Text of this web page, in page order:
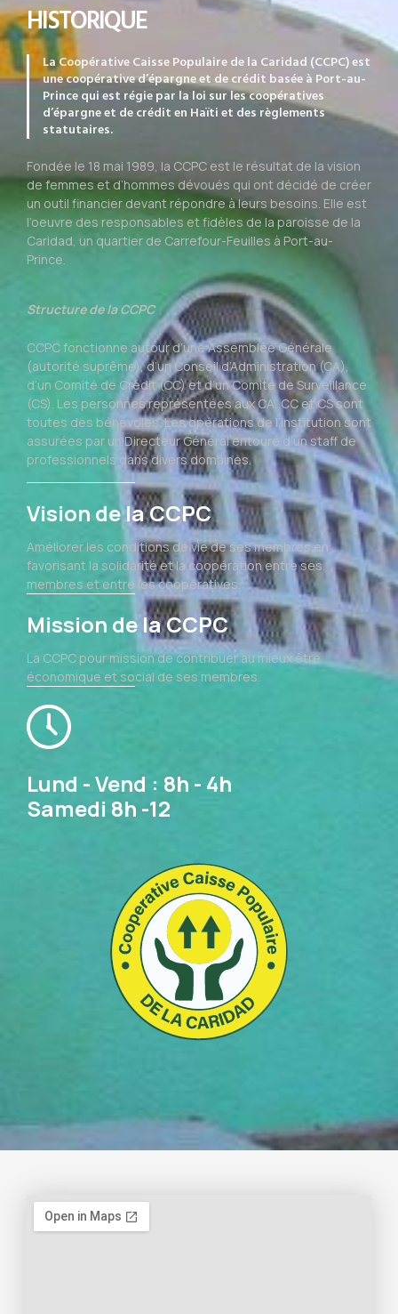
HISTORIQUE
La Coopérative Caisse Populaire de la Caridad (CCPC) est
une coopérative d’épargne et de crédit basée à Port-au-
Prince qui est régie par la loi sur les coopératives
d’épargne et de crédit en Haïti et des règlements
statutaires.
Fondée le 18 mai 1989, la CCPC est le résultat de la vision
de femmes et d’hommes dévoués qui ont décidé de créer
un outil financier devant répondre à leurs besoins. Elle est
l’oeuvre des responsables et fidèles de la paroisse de la
Caridad, un quartier de Carrefour-Feuilles à Port-au-
Prince.
Structure de la CCPC
CCPC fonctionne autour d’une Assemblée Générale
(autorité suprême), d’un Conseil d’Administration (CA),
d’un Comité de Crédit (CC) et d’un Comité de Surveillance
(CS). Les personnes représentées aux CA, CC et CS sont
toutes des bénévoles. Les opérations de l’institution sont
assurées par un Directeur Général entouré d’un staff de
professionnels dans divers domaines.
Vision de la CCPC
Améliorer les conditions de vie de ses membres en
favorisant la solidarité et la coopération entre ses
membres et entre les coopératives.
Mission de la CCPC
La CCPC pour mission de contribuer au mieux être
économique et social de ses membres.
Lund - Vend : 8h - 4h
Samedi 8h -12